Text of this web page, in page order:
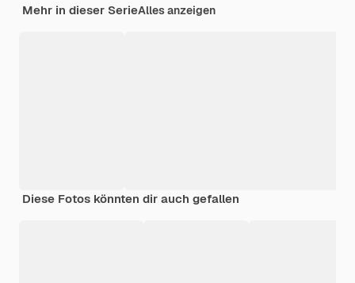
Mehr in dieser SerieAlles anzeigen
Diese Fotos könnten dir auch gefallen